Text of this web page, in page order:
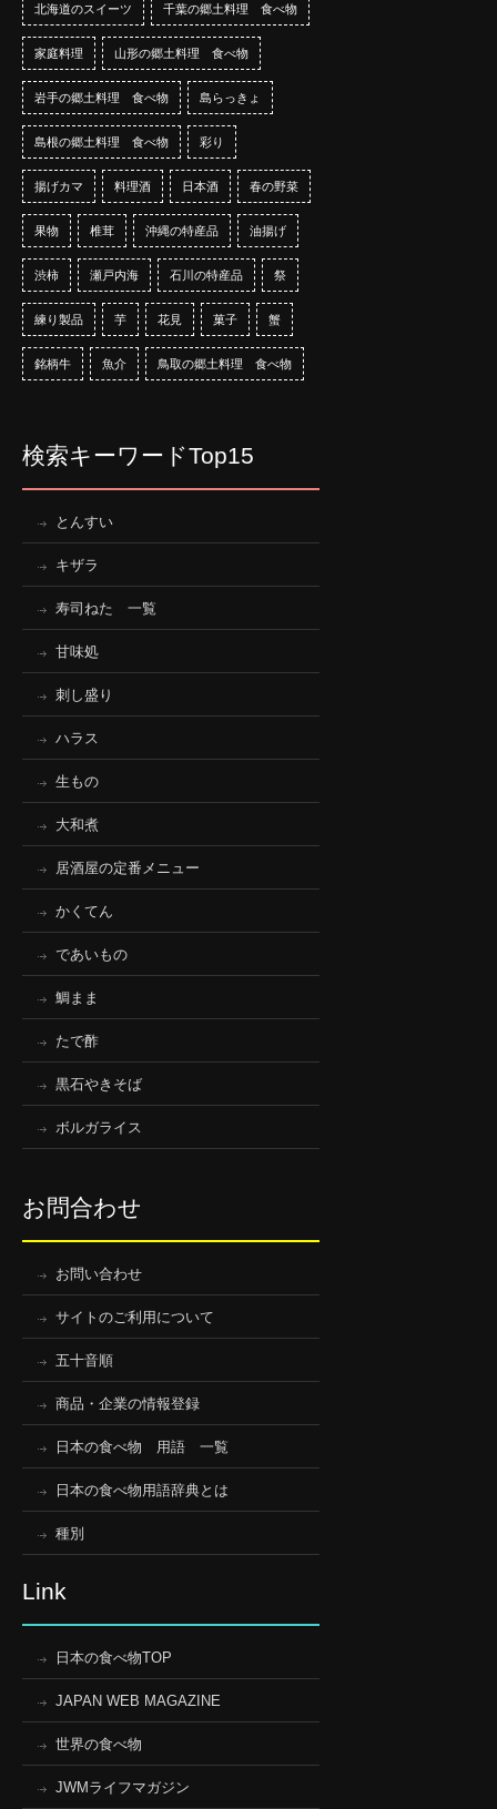
北海道のスイーツ 千葉の郷土料理 食べ物
家庭料理 山形の郷土料理 食べ物
岩手の郷土料理 食べ物 島らっきょ
島根の郷土料理 食べ物 彩り
揚げカマ 料理酒 日本酒 春の野菜
果物 椎茸 沖縄の特産品 油揚げ
渋柿 瀬戸内海 石川の特産品 祭
練り製品 芋 花見 菓子 蟹
銘柄牛 魚介 鳥取の郷土料理 食べ物
検索キーワードTop15
とんすい
キザラ
寿司ねた 一覧
甘味処
刺し盛り
ハラス
生もの
大和煮
居酒屋の定番メニュー
かくてん
であいもの
鯛まま
たで酢
黒石やきそば
ボルガライス
お問合わせ
お問い合わせ
サイトのご利用について
五十音順
商品・企業の情報登録
日本の食べ物 用語 一覧
日本の食べ物用語辞典とは
種別
Link
日本の食べ物TOP
JAPAN WEB MAGAZINE
世界の食べ物
JWMライフマガジン